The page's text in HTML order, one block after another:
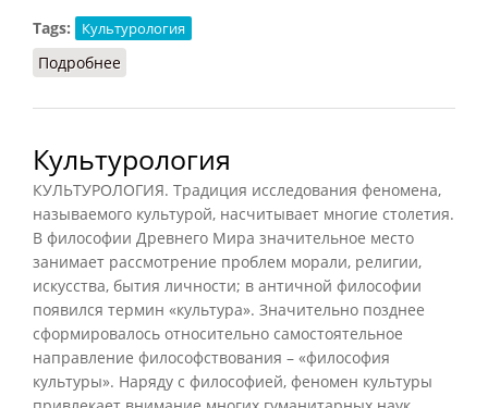
Tags:
Культурология
Подробнее
Культурология
КУЛЬТУРОЛОГИЯ. Традиция исследования феномена,
называемого культурой, насчитывает многие столетия.
В философии Древнего Мира значительное место
занимает рассмотрение проблем морали, религии,
искусства, бытия личности; в античной философии
появился термин «культура». Значительно позднее
сформировалось относительно самостоятельное
направление философствования – «философия
культуры». Наряду с философией, феномен культуры